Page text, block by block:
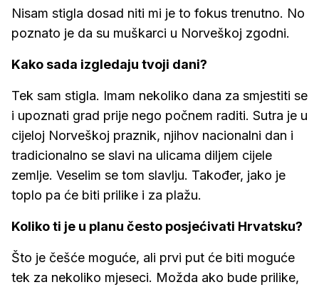
Nisam stigla dosad niti mi je to fokus trenutno. No
poznato je da su muškarci u Norveškoj zgodni.
Kako sada izgledaju tvoji dani?
Tek sam stigla. Imam nekoliko dana za smjestiti se
i upoznati grad prije nego počnem raditi. Sutra je u
cijeloj Norveškoj praznik, njihov nacionalni dan i
tradicionalno se slavi na ulicama diljem cijele
zemlje. Veselim se tom slavlju. Također, jako je
toplo pa će biti prilike i za plažu.
Koliko ti je u planu često posjećivati Hrvatsku?
Što je češće moguće, ali prvi put će biti moguće
tek za nekoliko mjeseci. Možda ako bude prilike,